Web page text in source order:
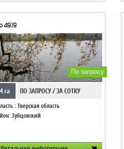
49.19
По запросу
га ПО ЗАПРОСУ / ЗА СОТКУ
:Тверская область
Зубцовский